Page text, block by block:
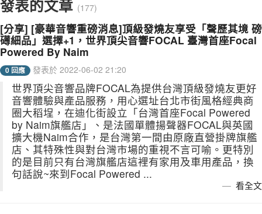
發表的文章 (177)
[分享] [豪華音響重磅消息]頂級發燒友享受「聲歷其境 磅
礡細品」選擇+1，世界頂尖音響FOCAL 臺灣首座Focal
Powered By Naim
0 回應 發表於 2022-06-02 21:20
世界頂尖音響品牌FOCAL為提供台灣頂級發燒友更好
音響體驗與產品服務，用心選址台北市街風格經典商
圈大稻埕，在迪化街設立「台灣首座Focal Powered
by Naim旗艦店」、是法國單體揚聲器FOCAL與英國
擴大機Naim合作，是台灣第一間由原廠直營掛牌旗艦
店、其特殊性與對台灣市場的重視不言可喻。更特別
的是目前只有台灣旗艦店這裡有家用及車用產品，換
句話說~來到Focal Powered ...
看全文